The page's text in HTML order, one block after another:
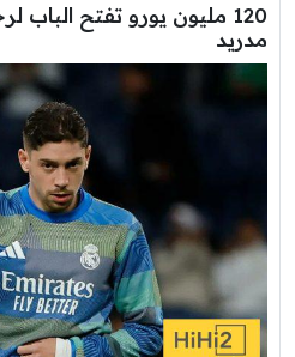
120 مليون يورو تفتح
مدريد